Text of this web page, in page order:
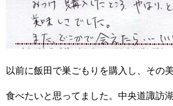
以前に飯田で巣ごもりを購入し、その
食べたいと思ってました。中央道諏訪